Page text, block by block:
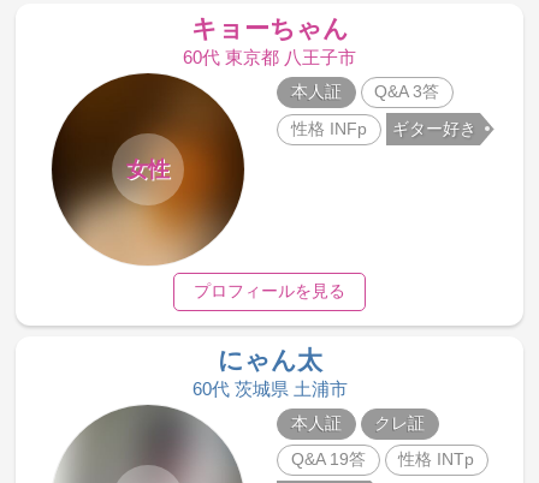
キョーちゃん
60代 東京都 八王子市
女性
本人証 Q&A 3答
性格 INFp ギター好き
プロフィールを見る
にゃん太
60代 茨城県 土浦市
本人証
クレ証
Q&A 19答
性格 INTp